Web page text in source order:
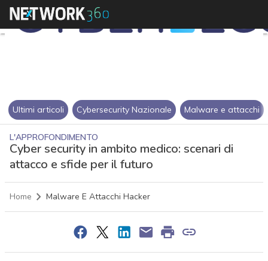
Ultimi articoli Cybersecurity Nazionale Malware e attacchi
L'APPROFONDIMENTO
Cyber security in ambito medico: scenari di
attacco e sfide per il futuro
Home Malware E Attacchi Hacker